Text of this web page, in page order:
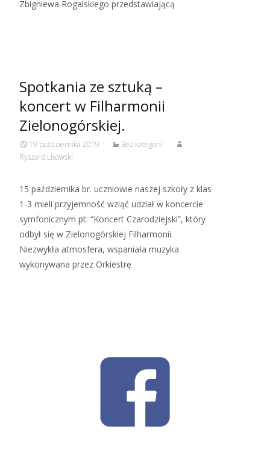
Zbigniewa Rogalskiego przedstawiającą
Spotkania ze sztuką –
koncert w Filharmonii
Zielonogórskiej.
19 października 2019
Bez kategorii
Ryszard.Lisowski
15 października br. uczniowie naszej szkoły z klas
1-3 mieli przyjemność wziąć udział w koncercie
symfonicznym pt: “Koncert Czarodziejski”, który
odbył się w Zielonogórskiej Filharmonii.
Niezwykła atmosfera, wspaniała muzyka
wykonywana przez Orkiestrę